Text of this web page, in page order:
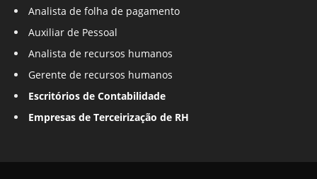
Analista de folha de pagamento
Auxiliar de Pessoal
Analista de recursos humanos
Gerente de recursos humanos
Escritórios de Contabilidade
Empresas de Terceirização de RH